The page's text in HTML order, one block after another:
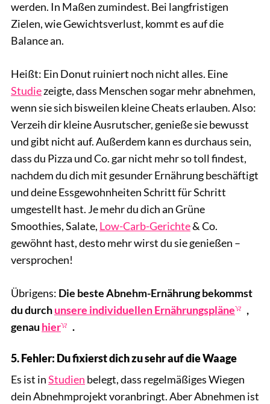
werden. In Maßen zumindest. Bei langfristigen
Zielen, wie Gewichtsverlust, kommt es auf die
Balance an.
Heißt: Ein Donut ruiniert noch nicht alles. Eine
Studiezeigte, dass Menschen sogar mehr abnehmen,
wenn sie sich bisweilen kleine Cheats erlauben. Also:
Verzeih dir kleine Ausrutscher, genieße sie bewusst
und gibt nicht auf. Außerdem kann es durchaus sein,
dass du Pizza und Co. gar nicht mehr so toll findest,
nachdem du dich mit gesunder Ernährung beschäftigt
und deine Essgewohnheiten Schritt für Schritt
umgestellt hast. Je mehr du dich an Grüne
Smoothies, Salate, Low-Carb-Gerichte& Co.
gewöhnt hast, desto mehr wirst du sie genießen –
versprochen!
Übrigens: Die beste Abnehm-Ernährung bekommst
du durchunsere individuellen Ernährungspläne
,
genau hier .
5. Fehler: Du fixierst dich zu sehr auf die Waage
Es ist inStudien belegt, dass regelmäßiges Wiegen
dein Abnehmprojekt voranbringt. Aber Abnehmen ist